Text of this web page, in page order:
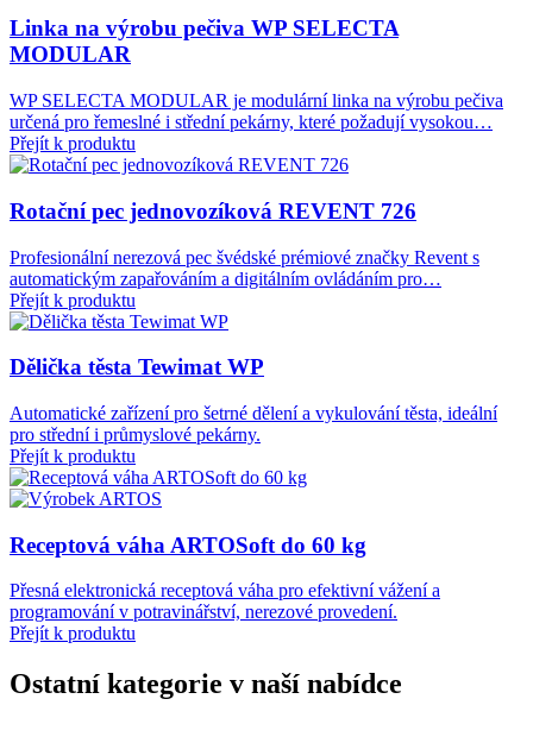
Linka na výrobu pečiva WP SELECTA
MODULAR
WP SELECTA MODULAR je modulární linka na výrobu pečiva
určená pro řemeslné i střední pekárny, které požadují vysokou…
Přejít k produktu
Rotační pec jednovozíková REVENT 726
Profesionální nerezová pec švédské prémiové značky Revent s
automatickým zapařováním a digitálním ovládáním pro…
Přejít k produktu
Dělička těsta TewimatWP
Automatické zařízení pro šetrné dělení a vykulování těsta, ideální
pro střední i průmyslové pekárny.
Přejít k produktu
Receptová váha ARTOSoft do 60 kg
Přesná elektronická receptová váha pro efektivní vážení a
programování v potravinářství, nerezové provedení.
Přejít k produktu
Ostatní kategorie v naší nabídce